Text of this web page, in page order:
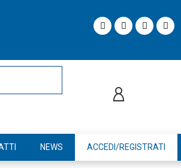
NEWS ACCEDI/REGISTRATI